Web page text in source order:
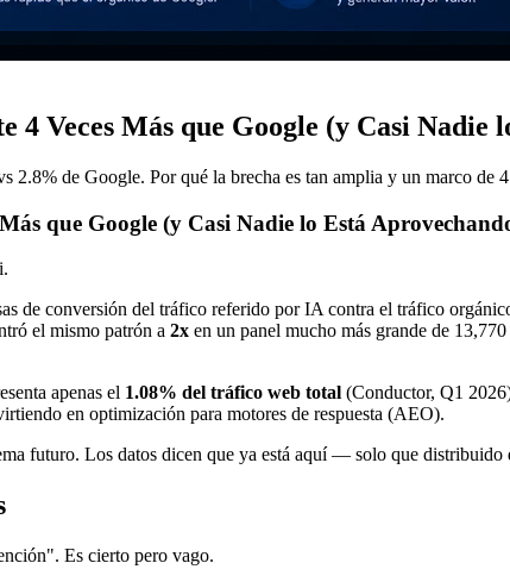
Veces Más que Google (y Casi Nadie
de Google. Por qué la brecha es tan amplia y un marco de
que Google (y Casi Nadie lo Está
de conversión del tráfico referido por IA contra el tráfico
el mismo patrón a 2x en un panel mucho más grande de
apenas el 1.08% del tráfico web total (Conductor, Q1
en optimización para motores de respuesta (AEO).
futuro. Los datos dicen que ya está aquí — solo que distribuido
Es cierto pero vago.